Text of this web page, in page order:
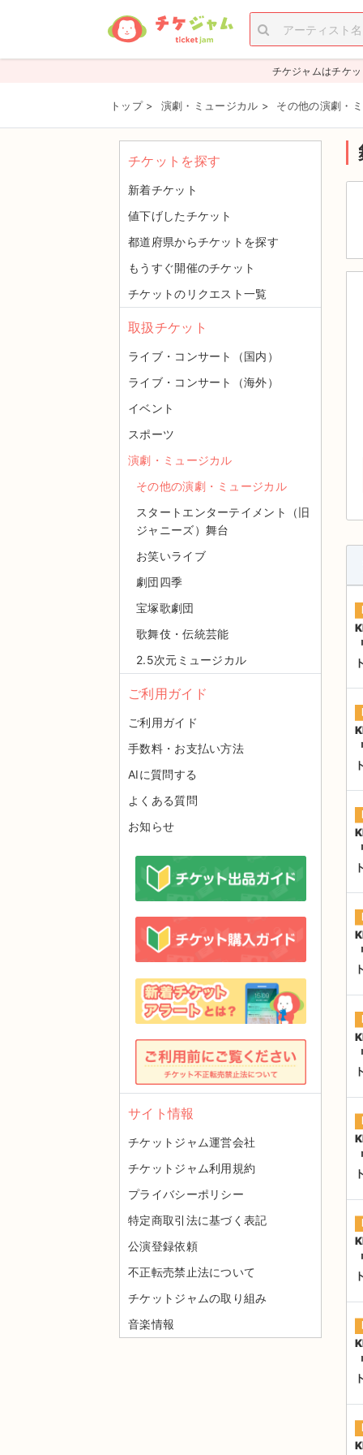
チケジャムはチケ
トップ > 演劇・ミュージカル > その他の演劇・
チケットを探す
新着チケット
値下げしたチケット
都道府県からチケットを探す
もうすぐ開催のチケット
チケットのリクエスト一覧
取扱チケット
ライブ・コンサート（国内）
ライブ・コンサート（海外）
イベント
スポーツ
演劇・ミュージカル
その他の演劇・ミュージカル
スタートエンターテイメント（旧
ジャニーズ）舞台
お笑いライブ
劇団四季
宝塚歌劇団
歌舞伎・伝統芸能
2.5次元ミュージカル
ご利用ガイド
ご利用ガイド
手数料・お支払い方法
AIに質問する
よくある質問
お知らせ
サイト情報
チケットジャム運営会社
チケットジャム利用規約
プライバシーポリシー
特定商取引法に基づく表記
公演登録依頼
不正転売禁止法について
チケットジャムの取り組み
音楽情報